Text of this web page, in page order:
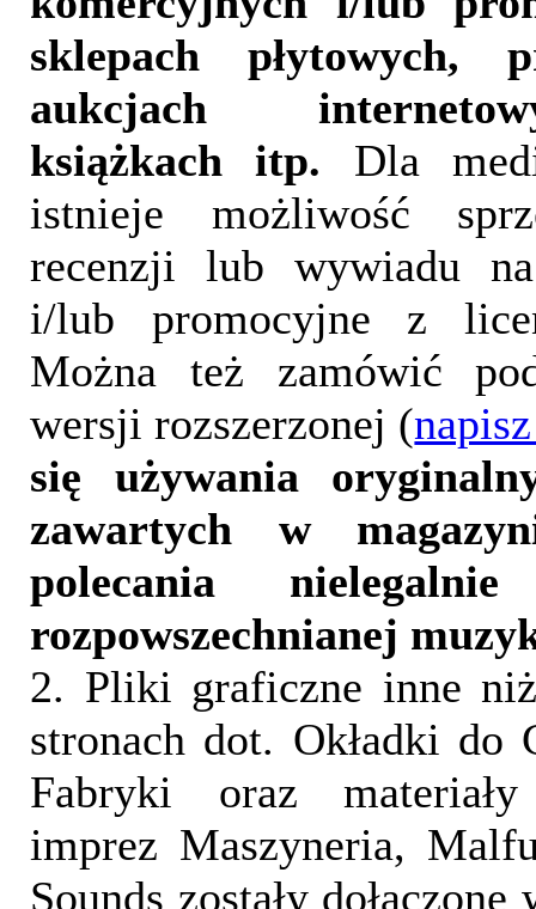
sklepach płytowych,
aukcjach
książkach itp. Dla
istnieje możliwość
recenzji lub wywiadu
i/lub promocyjne z
Można też zamówić
wersji rozszerzonej (
się używania
zawartych w
polecania
rozpowszechnianej
2. Pliki graficzne inne
stronach dot. Okładki do
Fabryki oraz
imprez Maszyneria,
Sounds zostały